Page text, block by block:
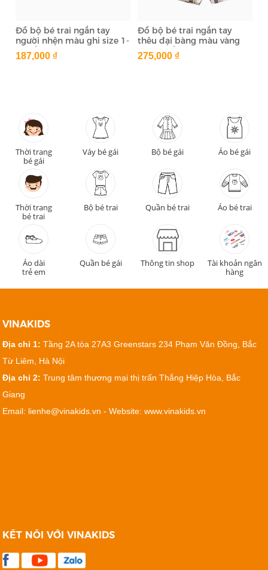
Đồ bộ bé trai ngắn tay
người nhện màu ghi size 1-
7 tuổi
187,000 ₫
Đồ bộ bé trai ngắn tay
thêu đại bàng màu vàng
(8-12 tuổi)
275,000 ₫
Thời trang
bé gái
Váy bé gái Bộ bé gái Áo bé gái
Thời trang
bé trai
Bộ bé trai Quần bé trai Áo bé trai
Áo dài
trẻ em
Quần bé gái Thông tin shop
Tài khoản ngân
hàng
VINAKIDS
Địa chỉ 1: Tầng 2A tòa 27A3 Greenstars 234 Phạm Văn Đồng, Bắc
Từ Liêm, Hà Nội
Địa chỉ 2: Trung tâm thương mại thị trấn Thắng Hiệp Hòa, Bắc
Giang
Email: lienhe@vinakids.vn - Website: www.vinakids.vn
KẾT NỐI VỚI VINAKIDS